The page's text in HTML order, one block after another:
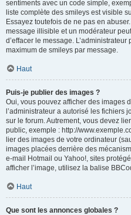
sentiments avec un code simple,
liste complète des smileys est visible
Essayez toutefois de ne pas en
message illisible et un modérateur
d’effacer le message.
maximum de smileys par message.
Haut
Puis-je publier des images ?
Oui, vous pouvez afficher des images
l’administrateur a autorisé les fichiers
sur le forum. Autrement, vous devez
public, exemple : http://
lier des images de votre ordinateur
images placées derrière des
e-mail Hotmail ou Yahoo!, sites
afficher l’image, utilisez la balise
Haut
Que sont les annonces globales ?